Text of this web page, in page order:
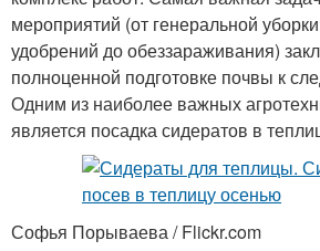
мероприятий (от генеральной
удобрений до обеззараживания)
полноценной подготовке почвы к
Одним из наиболее важных
является посадка сидератов в
Софья Порываева / Flickr.com